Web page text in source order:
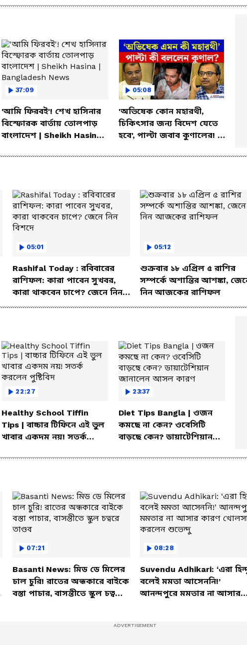
37:09
'আমি ফিরবই'! শেখ হাসিনার
বিস্ফোরক বার্তায় তোলপাড়
বাংলাদেশ | Sheikh Hasina |
05:08
'অভিষেক কোন মহারথী,
চিকিৎসার জন্য বিদেশ যেতে
হবে', পাল্টা জবাব কুণালের! |
05:01
Rashifal Today : রবিবারের
রাশিফল: কারা পাবেন সুখবর,
কারা থাকবেন চাপে? জেনে নিন
05:12
শুক্রবার ১৮ এপ্রিল ৫ রাশির
সম্পর্কে অশান্তির আশঙ্কা,
নিন আজকের রাশিফল
22:27
Healthy School Tiffin
Tips | বাচ্চার টিফিনে এই ভুল
খাবার একদম নয়! সতর্ক
23:37
Diet Tips Bangla | ওজন
কমছে না কেন? ওবেসিটি
বাড়ছে কেন? ডায়াটেশিয়ান
07:21
Basanti News: মিড ডে মিলের
চাল চুরি! রাতের অন্ধকারে বাইকে
বস্তা পাচার, বাসন্তীতে স্কুল চত্বরে
08:28
Suvendu Adhikari: ‘এরা
বলেই মমতা আসেননি!’
আনন্দপুরে মমতার না আসার